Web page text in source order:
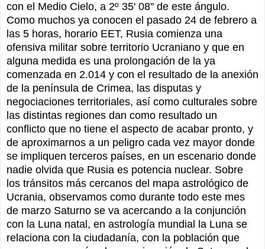
con el Medio Cielo, a 2º 35' 08'' de este ángulo.
Como muchos ya conocen el pasado 24 de febrero a
las 5 horas, horario EET, Rusia comienza una
ofensiva militar sobre territorio Ucraniano y que en
alguna medida es una prolongación de la ya
comenzada en 2.014 y con el resultado de la anexión
de la península de Crimea, las disputas y
negociaciones territoriales, así como culturales sobre
las distintas regiones dan como resultado un
conflicto que no tiene el aspecto de acabar pronto, y
de aproximarnos a un peligro cada vez mayor donde
se impliquen terceros países, en un escenario donde
nadie olvida que Rusia es potencia nuclear. Sobre
los tránsitos más cercanos del mapa astrológico de
Ucrania, observamos como durante todo este mes
de marzo Saturno se va acercando a la conjunción
con la Luna natal, en astrología mundial la Luna se
relaciona con la ciudadanía, con la población que